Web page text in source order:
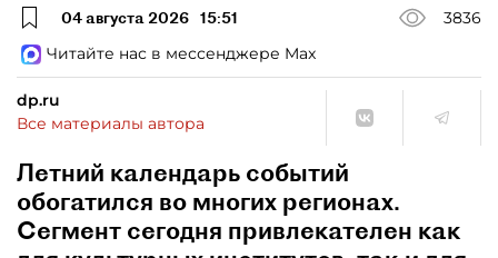
04 августа 2026 15:51
3836
Читайте нас в мессенджере Max
dp.ru
Все материалы автора
Летний календарь событий
обогатился во многих регионах.
Сегмент сегодня привлекателен как